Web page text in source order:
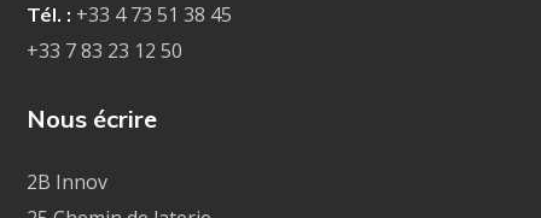
Tél. : +33 473 51 38 45
+33 7 83 23 12 50
Nous écrire
2B Innov